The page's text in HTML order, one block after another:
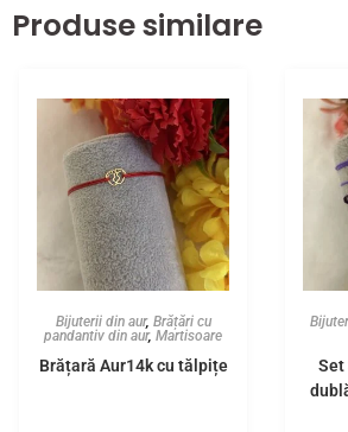
Produse similare
Bijuterii din aur, Brățări cu
pandantiv din aur, Martisoare
Brățară Aur14k cu tălpițe
Set